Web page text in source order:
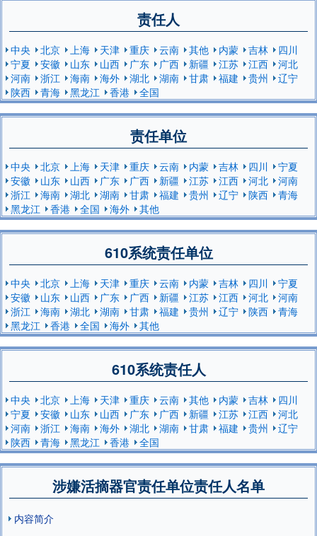
责任人
中央 北京 上海 天津 重庆 云南 其他 内蒙 吉林
四川
宁夏
安徽 山东 山西 广东 广西 新疆 江苏 江西
河北
河南
浙江 海南 海外 湖北 湖南 甘肃 福建 贵州
辽宁
陕西
青海 黑龙江 香港 全国
责任单位
中央 北京 上海 天津 重庆 云南 内蒙 吉林 四川
宁夏
安徽
山东 山西 广东 广西 新疆 江苏 江西 河北
河南
浙江
海南 湖北 湖南 甘肃 福建 贵州 辽宁 陕西
青海
黑龙江
香港 全国 海外 其他
610系统责任单位
中央 北京 上海 天津 重庆 云南 内蒙 吉林 四川
宁夏
安徽
山东 山西 广东 广西 新疆 江苏 江西 河北
河南
浙江
海南 湖北 湖南 甘肃 福建 贵州 辽宁 陕西
青海
黑龙江
香港 全国 海外 其他
610系统责任人
中央 北京 上海 天津 重庆 云南 其他 内蒙 吉林
四川
宁夏
安徽 山东 山西 广东 广西 新疆 江苏 江西
河北
河南
浙江 海南 海外 湖北 湖南 甘肃 福建 贵州
辽宁
陕西
青海 黑龙江 香港 全国
涉嫌活摘器官责任单位责任人名单
内容简介